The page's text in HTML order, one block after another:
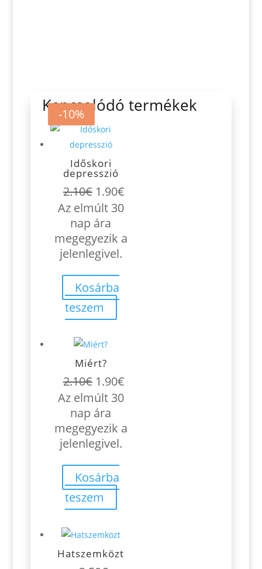
Kapcsolódó termékek
-10%
Időskori
depresszió
2.10€ Original
price
was:
2.10€.
1.90€Current
price
1.90€.
Az elmúlt 30
nap ára
megegyezik a
jelenlegivel.
Kosárba
teszem
-10%
Miért?
2.10€ Original
price
was:
2.10€.
1.90€Current
price
1.90€.
Az elmúlt 30
nap ára
megegyezik a
jelenlegivel.
Kosárba
teszem
Hatszemközt